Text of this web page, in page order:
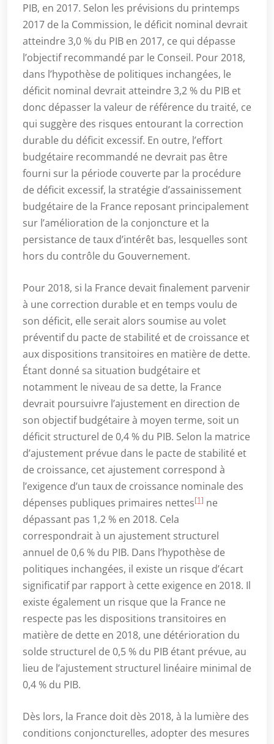
PIB, en 2017. Selon les prévisions du printemps
2017 de la Commission, le déficit nominal devrait
atteindre 3,0 % du PIB en 2017, ce qui dépasse
l’objectif recommandé par le Conseil. Pour 2018,
dans l’hypothèse de politiques inchangées, le
déficit nominal devrait atteindre 3,2 % du PIB et
donc dépasser la valeur de référence du traité, ce
qui suggère des risques entourant la correction
durable du déficit excessif. En outre, l’effort
budgétaire recommandé ne devrait pas être
fourni sur la période couverte par la procédure
de déficit excessif, la stratégie d’assainissement
budgétaire de la France reposant principalement
sur l’amélioration de la conjoncture et la
persistance de taux d’intérêt bas, lesquelles sont
hors du contrôle du Gouvernement.
Pour 2018, si la France devait finalement parvenir
à une correction durable et en temps voulu de
son déficit, elle serait alors soumise au volet
préventif du pacte de stabilité et de croissance et
aux dispositions transitoires en matière de dette.
Étant donné sa situation budgétaire et
notamment le niveau de sa dette, la France
devrait poursuivre l’ajustement en direction de
son objectif budgétaire à moyen terme, soit un
déficit structurel de 0,4 % du PIB. Selon la matrice
d’ajustement prévue dans le pacte de stabilité et
de croissance, cet ajustement correspond à
l’exigence d’un taux de croissance nominale des
dépenses publiques primaires nettes[1] ne
dépassant pas 1,2 % en 2018. Cela
correspondrait à un ajustement structurel
annuel de 0,6 % du PIB. Dans l’hypothèse de
politiques inchangées, il existe un risque d’écart
significatif par rapport à cette exigence en 2018. Il
existe également un risque que la France ne
respecte pas les dispositions transitoires en
matière de dette en 2018, une détérioration du
solde structurel de 0,5 % du PIB étant prévue, au
lieu de l’ajustement structurel linéaire minimal de
0,4 % du PIB.
Dès lors, la France doit dès 2018, à la lumière des
conditions conjoncturelles, adopter des mesures